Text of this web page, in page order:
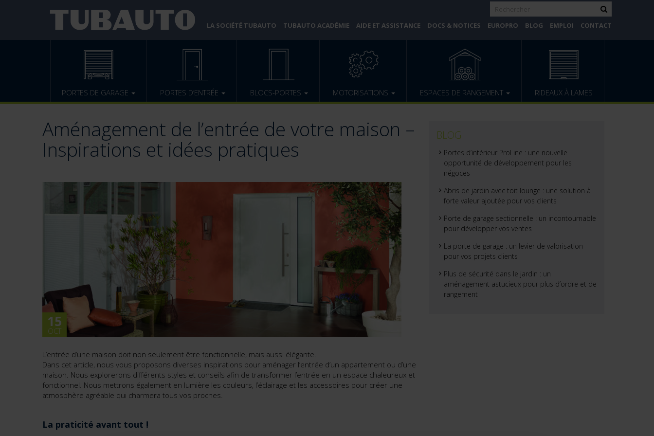
LA SOCIÉTÉ TUBAUTO TUBAUTO ACADÉMIE AIDE ET ASSISTANCE DOCS & NOTICES EUROPRO BLOG EMPLOI CONTACT
PORTES DE GARAGE PORTES D’ENTRÉE BLOCS-PORTES MOTORISATIONS ESPACES DE RANGEMENT RIDEAUX À LAMES
Aménagement de l’entrée de votre maison –
Inspirations et idées pratiques
15
OCT
L’entrée d’une maison doit non seulement être fonctionnelle, mais aussi élégante.
Dans cet article, nous vous proposons diverses inspirations pour aménager l’entrée d’un appartement ou d’une
maison. Nous explorerons différents styles et conseils afin de transformer l’entrée en un espace chaleureux et
fonctionnel. Nous mettrons également en lumière les couleurs, l’éclairage et les accessoires pour créer une
atmosphère agréable qui charmera tous vos proches.
La praticité avant tout !
BLOG
Portes d’intérieur ProLine : une nouvelle
opportunité de développement pour les
négoces
Abris de jardin avec toit lounge : une solution à
forte valeur ajoutée pour vos clients
Porte de garage sectionnelle : un incontournable
pour développer vos ventes
La porte de garage : un levier de valorisation
pour vos projets clients
Plus de sécurité dans le jardin : un
aménagement astucieux pour plus d’ordre et de
rangement